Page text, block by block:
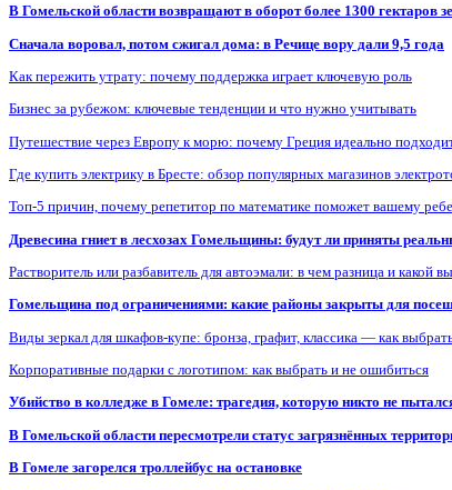
В Гомельской области возвращают в оборот более 1300
Сначала воровал, потом сжигал дома: в Речице вору дали 9,5 года
Как пережить утрату: почему поддержка играет ключевую роль
Бизнес за рубежом: ключевые тенденции и что нужно учитывать
Путешествие через Европу к морю: почему Греция идеально
Где купить электрику в Бресте: обзор популярных магазинов
Топ-5 причин, почему репетитор по математике поможет вашему
Древесина гниет в лесхозах Гомельщины: будут ли приняты
Растворитель или разбавитель для автоэмали: в чем разница и какой
Гомельщина под ограничениями: какие районы закрыты для
Виды зеркал для шкафов-купе: бронза, графит, классика — как
Корпоративные подарки с логотипом: как выбрать и не ошибиться
Убийство в колледже в Гомеле: трагедия, которую никто не
В Гомельской области пересмотрели статус загрязнённых
В Гомеле загорелся троллейбус на остановке